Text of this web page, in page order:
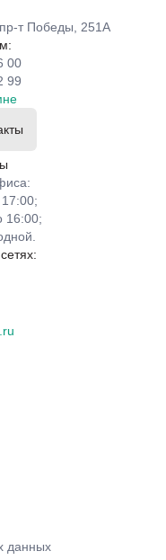
т Победы, 251А
00
99
16:00;
данных